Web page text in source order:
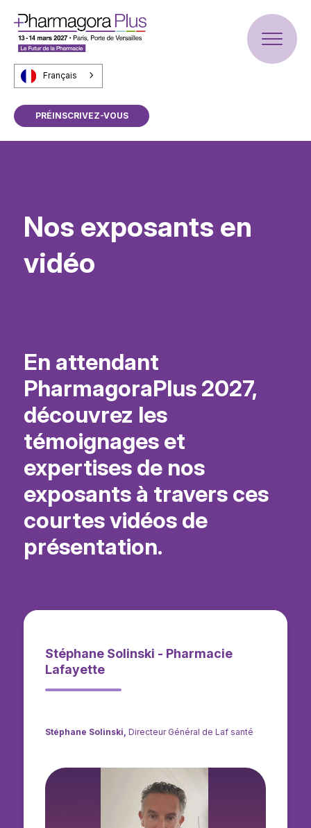
Français
PRÉINSCRIVEZ-VOUS
Nos exposants en
vidéo
En attendant
PharmagoraPlus 2027,
découvrez les
témoignages et
expertises de nos
exposants à travers ces
courtes vidéos de
présentation.
Stéphane Solinski - Pharmacie
Lafayette
Stéphane Solinski, Directeur Général de Laf santé